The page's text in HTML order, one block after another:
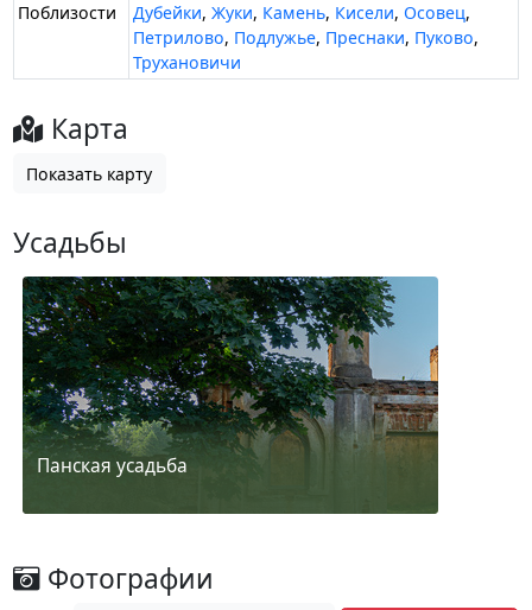
Поблизости Дубейки,Жуки, Камень, Кисели,Осовец,
Петрилово, Подлужье, Преснаки, Пуково,
Трухановичи
Карта
Показать карту
Усадьбы
Панская усадьба
Фотографии